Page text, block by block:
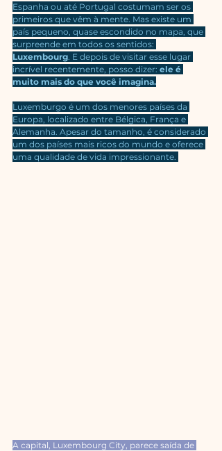
Espanha ou até Portugal costumam ser os
primeiros que vêm à mente. Mas existe um
país pequeno, quase escondido no mapa, que
surpreende em todos os sentidos:
Luxembourg. E depois de visitar esse lugar
incrível recentemente, posso dizer: ele é
muito mais do que você imagina.
Luxemburgo é um dos menores países da
Europa, localizado entre Bélgica, França e
Alemanha. Apesar do tamanho, é considerado
um dos países mais ricos do mundo e oferece
uma qualidade de vida impressionante.
A capital, Luxembourg City, parece saída de